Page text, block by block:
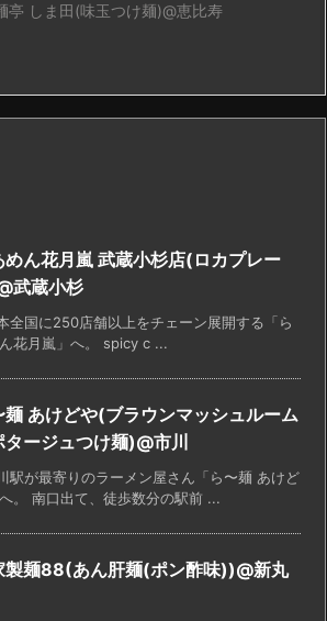
亭 しま田(味玉つけ麺)@恵比寿
めん花月嵐 武蔵小杉店(ロカプレー
武蔵小杉
全国に250店舗以上をチェーン展開する「ら
花月嵐」へ。 spicy c ...
麺 あけどや(ブラウンマッシュルーム
タージュつけ麺)@市川
駅が最寄りのラーメン屋さん「ら〜麺 あけど
。 南口出て、徒歩数分の駅前 ...
製麺88(あん肝麺(ポン酢味))@新丸